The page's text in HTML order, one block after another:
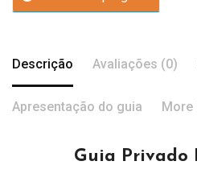
Descrição Avaliações (0)
Apresentação do guia More
Guia Privado